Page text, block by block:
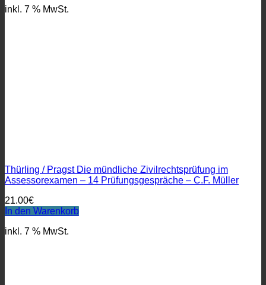
inkl. 7 % MwSt.
Thürling / Pragst Die mündliche Zivilrechtsprüfung im
Assessorexamen – 14 Prüfungsgespräche – C.F. Müller
21.00€
In den Warenkorb
inkl. 7 % MwSt.